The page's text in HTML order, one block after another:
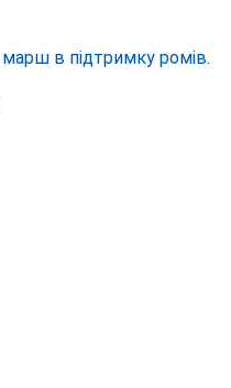
марш в підтримку ромів.